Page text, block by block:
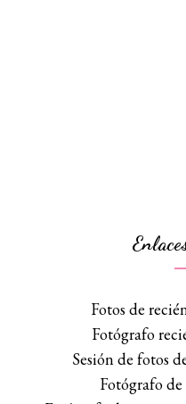
Fotos de
Fotógrafo
Sesión de fotos
Fotógrafo